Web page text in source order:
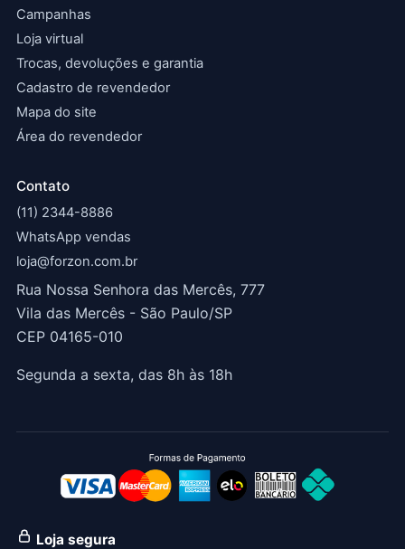
Campanhas
Loja virtual
Trocas, devoluções e garantia
Cadastro de revendedor
Mapa do site
Área do revendedor
Contato
(11) 2344-8886
WhatsApp vendas
loja@forzon.com.br
Rua Nossa Senhora das Mercês, 777
Vila das Mercês - São Paulo/SP
CEP 04165-010
Segunda a sexta, das 8h às 18h
Loja segura